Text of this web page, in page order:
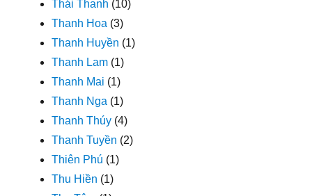
Thái Thanh (10)
Thanh Hoa (3)
Thanh Huyền (1)
Thanh Lam (1)
Thanh Mai (1)
Thanh Nga (1)
Thanh Thúy (4)
Thanh Tuyền (2)
Thiên Phú (1)
Thu Hiền (1)